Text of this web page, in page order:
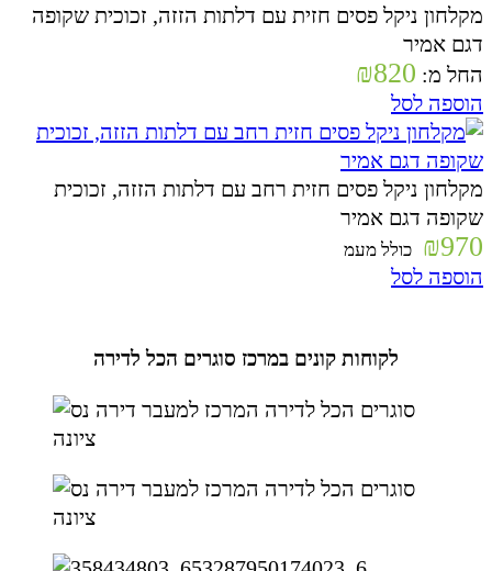
מקלחון ניקל פסים חזית עם דלתות הזזה, זכוכית שקופה
דגם אמיר
החל מ:
₪820
הוספה לסל
מקלחון ניקל פסים חזית רחב עם דלתות הזזה, זכוכית
שקופה דגם אמיר
₪970 כולל מעמ
הוספה לסל
לקוחות קונים במרכז סוגרים הכל לדירה